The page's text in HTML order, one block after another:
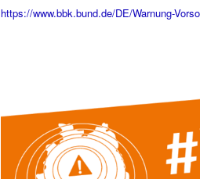
https://www.bbk.bund.de/DE/Warnung-